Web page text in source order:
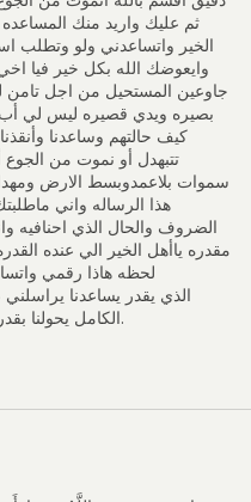
ثم عليك واريد منك
الخير واتساعدني ولو وتطلب
وايعوضك الله بكل خير فيا
جاوعين المستحيل من اجل تامن
بصيره ويدي قصيره ليس لي
كيف حالتهم وساعدنا
تتبهدل أو نموت من الجوع
سموات بلاعمدوبسط الارض
هذا الرساله واني
الضروف والحال الذي احنافيه
مقدره ﻳﺎﺃﻫﻞ ﺍﻟﺨﻴﺮ ﺍﻟﻲ ﻋﻨﺪﻩ
لحظه هاذا رقمي واتساب علئ
الذي يقدر يساعدنا
الكامل يحولنا